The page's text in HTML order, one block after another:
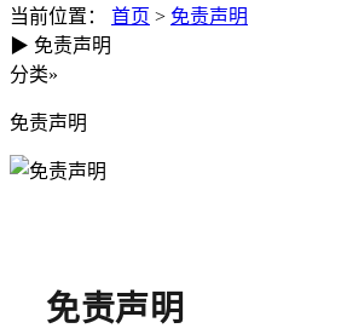
当前位置： 首页 > 免责声明
▶ 免责声明
分类»
免责声明
免责声明